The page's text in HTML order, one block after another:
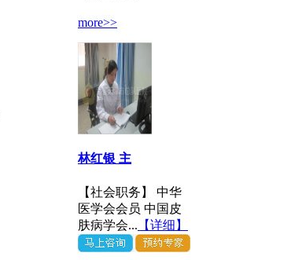
more>>
林红银 主
【社会职务】 中华
医学会会员 中国皮
肤病学会... 【详细】